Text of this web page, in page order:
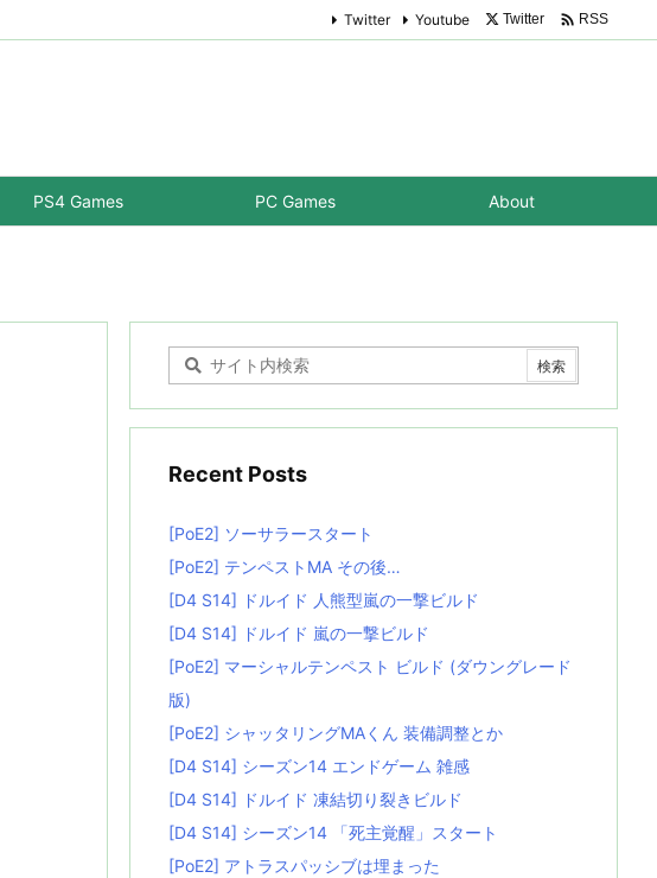
PS4 Games PC Games About
Twitter Youtube Twitter  RSS
Recent Posts
[PoE2] ソーサラースタート
[PoE2] テンペストMA その後…
[D4 S14] ドルイド 人熊型嵐の一撃ビルド
[D4 S14] ドルイド 嵐の一撃ビルド
[PoE2] マーシャルテンペスト ビルド (ダウングレード
版)
[PoE2] シャッタリングMAくん 装備調整とか
[D4 S14] シーズン14 エンドゲーム 雑感
[D4 S14] ドルイド 凍結切り裂きビルド
[D4 S14] シーズン14 「死主覚醒」スタート
[PoE2] アトラスパッシブは埋まった